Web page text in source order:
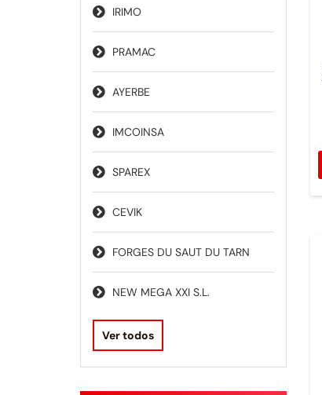
IRIMO
PRAMAC
AYERBE
IMCOINSA
SPAREX
CEVIK
FORGES DU SAUT DU TARN
NEW MEGA XXI S.L.
Ver todos